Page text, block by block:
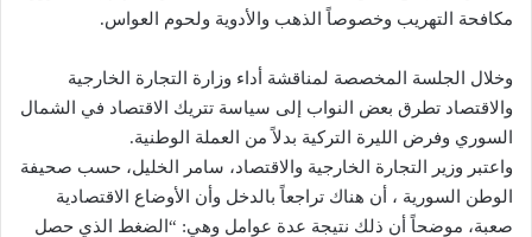
مكافحة التهريب وخصوصاً الذهب والأدوية ولحوم العواس.
وخلال الجلسة المخصصة لمناقشة أداء وزارة التجارة الخارجية
والاقتصاد تطرق بعض النواب إلى سياسة تتريك الاقتصاد في الشمال
السوري وفرض الليرة التركية بدلاً من العملة الوطنية.
واعتبر وزير التجارة الخارجية والاقتصاد، سامر الخليل، حسب صحيفة
الوطن السورية ، أن هناك تراجعاً بالدخل وأن الأوضاع الاقتصادية
صعبة، موضحاً أن ذلك نتيجة عدة عوامل وهي: “الضغط الذي حصل